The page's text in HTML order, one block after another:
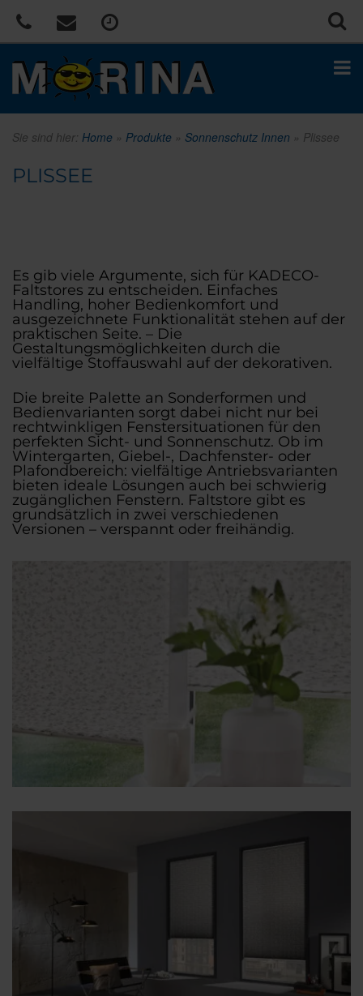
Sie sind hier: Home » Produkte » Sonnenschutz Innen » Plissee
PLISSEE
Es gib viele Argumente, sich für KADECO-
Faltstores zu entscheiden. Einfaches
Handling, hoher Bedienkomfort und
ausgezeichnete Funktionalität stehen auf der
praktischen Seite. – Die
Gestaltungsmöglichkeiten durch die
vielfältige Stoffauswahl auf der dekorativen.
Die breite Palette an Sonderformen und
Bedienvarianten sorgt dabei nicht nur bei
rechtwinkligen Fenstersituationen für den
perfekten Sicht- und Sonnenschutz. Ob im
Wintergarten, Giebel-, Dachfenster- oder
Plafondbereich: vielfältige Antriebsvarianten
bieten ideale Lösungen auch bei schwierig
zugänglichen Fenstern. Faltstore gibt es
grundsätzlich in zwei verschiedenen
Versionen – verspannt oder freihändig.